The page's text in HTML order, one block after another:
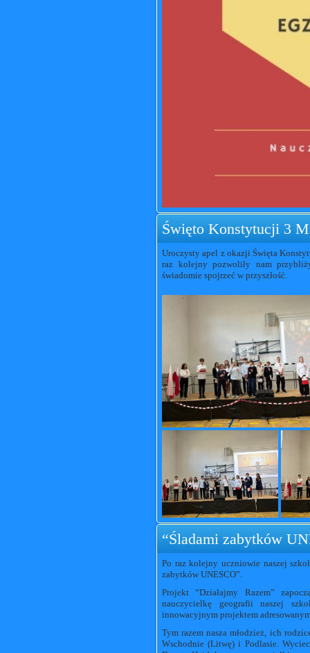
Święto Konstytucji 3
Uroczysty apel z okazji Święta
raz kolejny pozwoliły nam
świadomie spojrzeć w przyszłość.
“Śladami zabytków
Po raz kolejny uczniowie naszej
zabytków UNESCO”.
Projekt “Działajmy Razem”
nauczycielkę geografii naszej
innowacyjnym projektem
Tym razem nasza młodzież, ich
Wschodnie (Litwę) i Podlasie.